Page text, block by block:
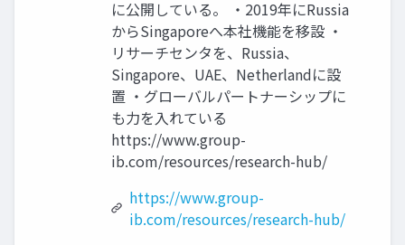
に公開している。 ・2019年にRussia
からSingaporeへ本社機能を移設 ・
リサーチセンタを、Russia、
Singapore、UAE、Netherlandに設
置 ・グローバルパートナーシップに
も力を入れている
https://www.group-
ib.com/resources/research-hub/
https://www.group-
ib.com/resources/research-hub/